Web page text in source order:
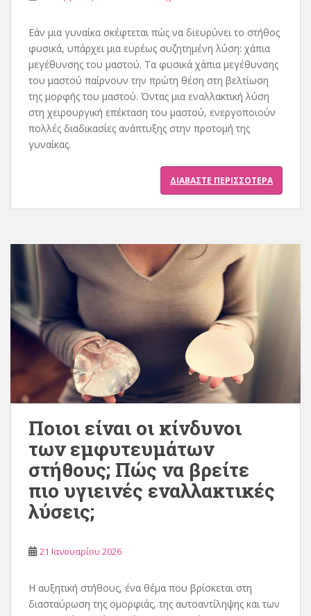
Εάν μια γυναίκα σκέφτεται πώς να διευρύνει το στήθος
φυσικά, υπάρχει μια ευρέως συζητημένη λύση: χάπια
μεγέθυνσης του μαστού. Τα φυσικά χάπια μεγέθυνσης
του μαστού παίρνουν την πρώτη θέση στη βελτίωση
της μορφής του μαστού. Όντας μια εναλλακτική λύση
στη χειρουργική επέκταση του μαστού, ενεργοποιούν
πολλές διαδικασίες ανάπτυξης στην προτομή της
γυναίκας.
ΔΙΑΒΆΣΤΕ ΠΕΡΙΣΣΌΤΕΡΑ
Ποιοι είναι οι κίνδυνοι
των εμφυτευμάτων
στήθους; Πώς να βρείτε
πιο υγιεινές εναλλακτικές
λύσεις;
21 Ιανουαρίου 2026
Η αυξητική στήθους, ένα θέμα που βρίσκεται στη
διασταύρωση της ομορφιάς, της αυτοαντίληψης και των